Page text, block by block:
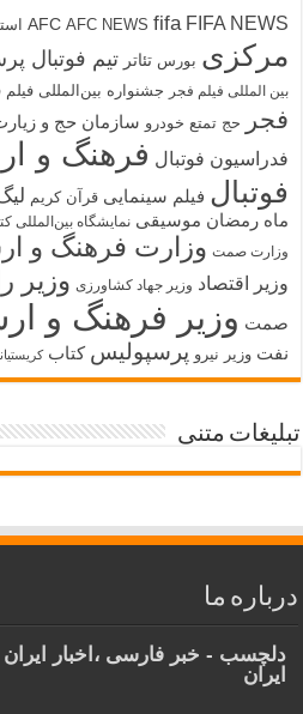
AFC AFC NEWS fifa FIFA NEWS
مرکزی بورس تئاتر تیم فوتبال
بین المللی فیلم فجر
جشنواره بین‌المللی فیلم
فجر
حج تمتع خودرو سازمان حج و
فدراسیون فوتبال فرهنگ و
فوتبال فیلم سینمایی قرآن کریم
ماه رمضان موسیقی نمایشگاه بین‌المللی
وزارت صمت وزارت فرهنگ و
وزیر اقتصاد وزیر جهاد کشاورزی وزیر
صمت وزیر فرهنگ و
نفت وزیر نیرو پرسپولیس کتاب
تبلیغات متنی
درباره ما
دلچسب - خبر فارسی ،اخبار ایران
ایران